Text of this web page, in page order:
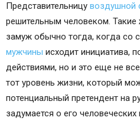
Представительницу воздушной
решительным человеком.
замуж обычно тогда, когда со
мужчины исходит инициатива,
действиями, но и это еще не
тот уровень жизни, который
потенциальный претендент на
задумается о его человеческих